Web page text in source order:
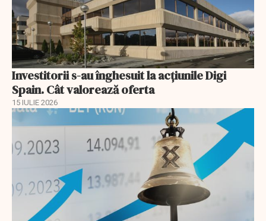
Investitorii s-au înghesuit la acțiunile Digi
Spain. Cât valorează oferta
15 IULIE 2026